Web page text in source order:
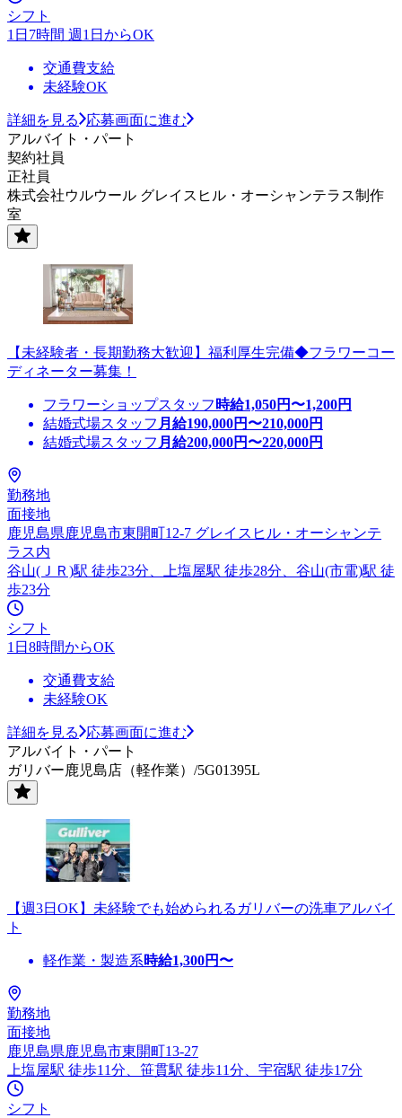
シフト
1日7時間 週1日からOK
交通費支給
未経験OK
詳細を見る
応募画面に進む
アルバイト・パート
契約社員
正社員
株式会社ウルウール グレイスヒル・オーシャンテラス制作
室
【未経験者・長期勤務大歓迎】福利厚生完備◆フラワーコー
ディネーター募集！
フラワーショップスタッフ 時給1,050円〜1,200円
結婚式場スタッフ 月給190,000円〜210,000円
結婚式場スタッフ 月給200,000円〜220,000円
勤務地
面接地
鹿児島県鹿児島市東開町12-7 グレイスヒル・オーシャンテ
ラス内
谷山(ＪＲ)駅 徒歩23分、上塩屋駅 徒歩28分、谷山(市電)駅 徒
歩23分
シフト
1日8時間からOK
交通費支給
未経験OK
詳細を見る
応募画面に進む
アルバイト・パート
ガリバー鹿児島店（軽作業）/5G01395L
【週3日OK】未経験でも始められるガリバーの洗車アルバイ
ト
軽作業・製造系時給1,300円〜
勤務地
面接地
鹿児島県鹿児島市東開町13-27
上塩屋駅 徒歩11分、笹貫駅 徒歩11分、宇宿駅 徒歩17分
シフト